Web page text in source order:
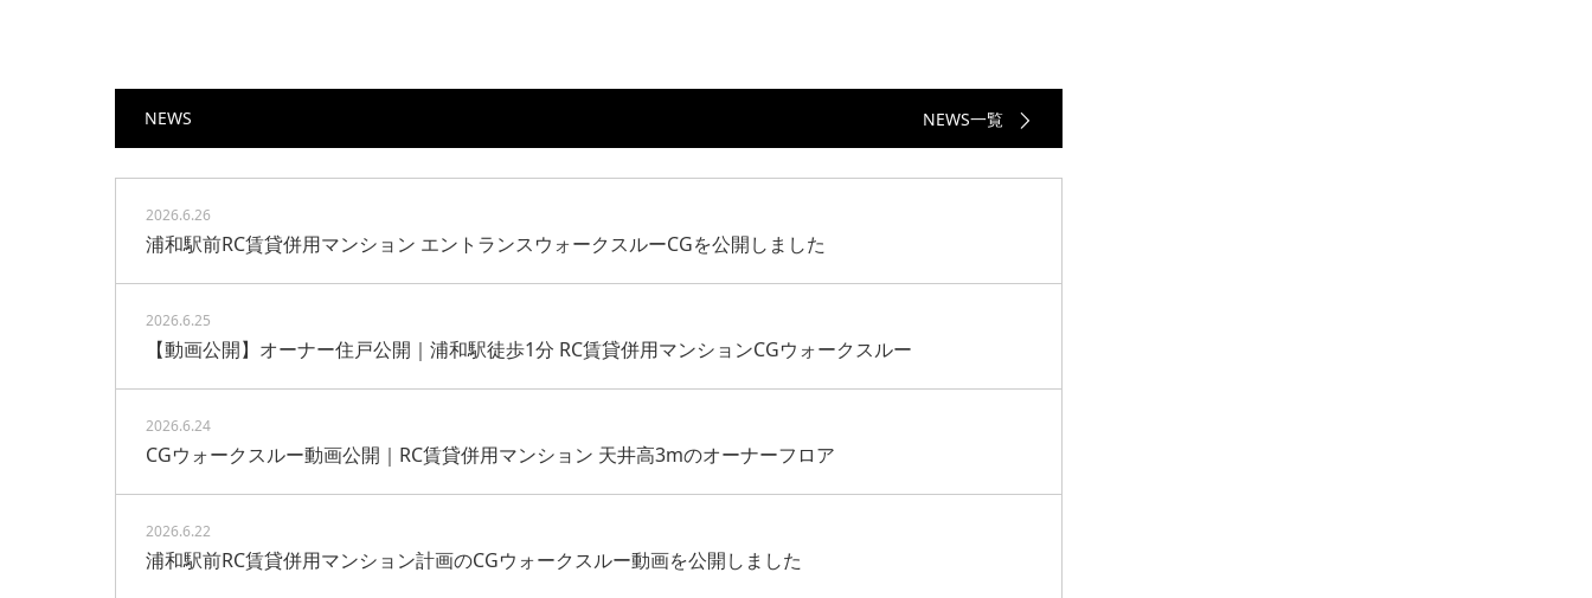
NEWS NEWS一覧
2026.6.26
浦和駅前RC賃貸併用マンション エントランスウォークスルーCGを公開しました
2026.6.25
【動画公開】オーナー住戸公開｜浦和駅徒歩1分 RC賃貸併用マンションCGウォークスルー
2026.6.24
CGウォークスルー動画公開｜RC賃貸併用マンション 天井高3mのオーナーフロア
2026.6.22
浦和駅前RC賃貸併用マンション計画のCGウォークスルー動画を公開しました